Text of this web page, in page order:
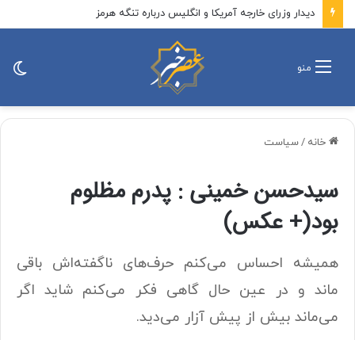
ایران را همه مردم نگه داشتند، نه فقط کسانی که در خیابان بودند
منو
خانه /سیاست
سیدحسن خمینی : پدرم مظلوم
بود(+ عكس)
همیشه احساس می‌کنم حرف‌های ناگفته‌اش باقی
ماند و در عین حال گاهی فکر می‌کنم شاید اگر
می‌ماند بیش از پیش آزار می‌دید.